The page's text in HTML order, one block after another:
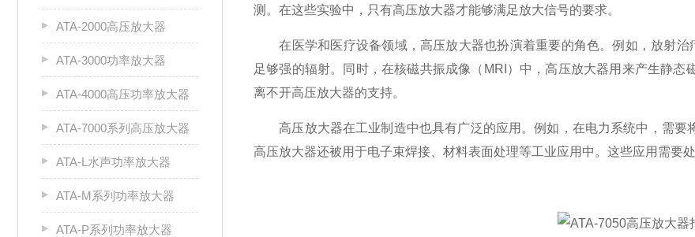
ATA-2000高压放大器
ATA-3000功率放大器
ATA-4000高压功率放大器
ATA-7000系列高压放大器
ATA-L水声功率放大器
ATA-M系列功率放大器
ATA-P系列功率放大器
测。在这些实验中，只有高压放大器才能够满足放大信号的要求。
在医学和医疗设备领域，高压放大器也扮演着重要的角色。例如，放射治
足够强的辐射。同时，在核磁共振成像（MRI）中，高压放大器用来产生静
离不开高压放大器的支持。
高压放大器在工业制造中也具有广泛的应用。例如，在电力系统中，需要
高压放大器还被用于电子束焊接、材料表面处理等工业应用中。这些应用需要